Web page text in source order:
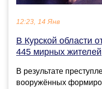
12:23, 14 Янв
В Курской области
445 мирных жителей
В результате
вооружённых